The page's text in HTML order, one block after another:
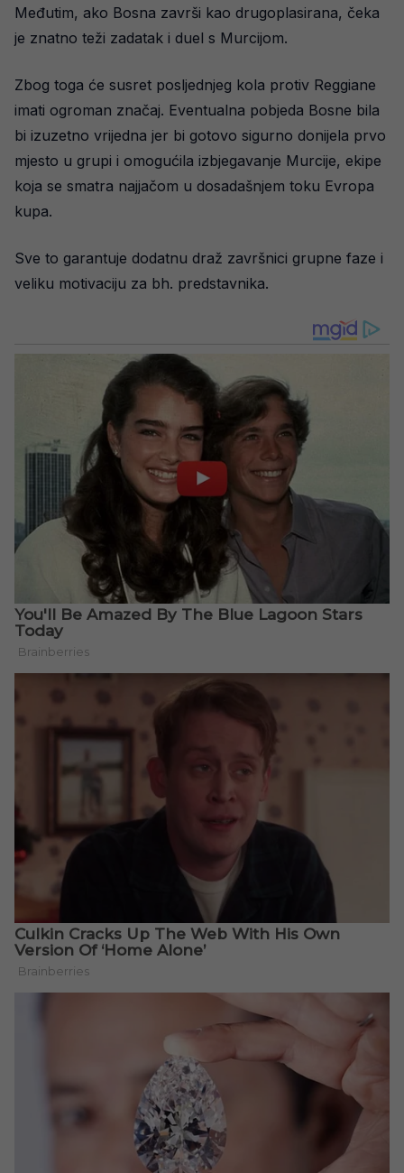
Međutim, ako Bosna završi kao drugoplasirana, čeka
je znatno teži zadatak i duel s Murcijom.
Zbog toga će susret posljednjeg kola protiv Reggiane
imati ogroman značaj. Eventualna pobjeda Bosne bila
bi izuzetno vrijedna jer bi gotovo sigurno donijela prvo
mjesto u grupi i omogućila izbjegavanje Murcije, ekipe
koja se smatra najjačom u dosadašnjem toku Evropa
kupa.
Sve to garantuje dodatnu draž završnici grupne faze i
veliku motivaciju za bh. predstavnika.